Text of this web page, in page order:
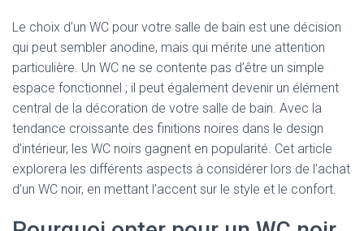
Le choix d’un WC pour votre salle de bain est une décision
qui peut sembler anodine, mais qui mérite une attention
particulière. Un WC ne se contente pas d’être un simple
espace fonctionnel ; il peut également devenir un élément
central de la décoration de votre salle de bain. Avec la
tendance croissante des finitions noires dans le design
d’intérieur, les WC noirs gagnent en popularité. Cet article
explorera les différents aspects à considérer lors de l’achat
d’un WC noir, en mettant l’accent sur le style et le confort.